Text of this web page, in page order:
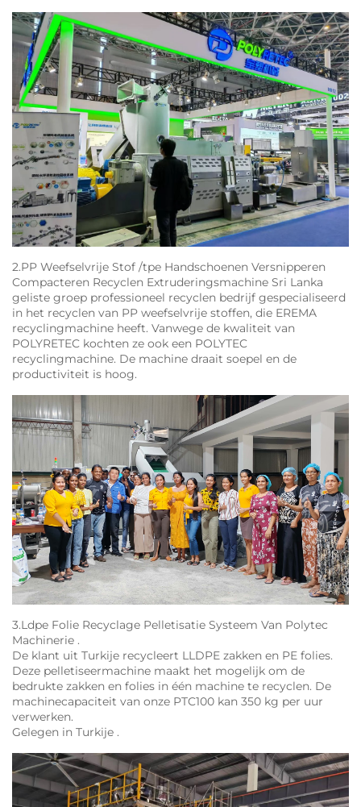
2.PP Weefselvrije Stof /tpe Handschoenen Versnipperen
Compacteren Recyclen Extruderingsmachine Sri Lanka
geliste groep professioneel recyclen bedrijf gespecialiseerd
in het recyclen van PP weefselvrije stoffen, die EREMA
recyclingmachine heeft. Vanwege de kwaliteit van
POLYRETEC kochten ze ook een POLYTEC
recyclingmachine. De machine draait soepel en de
productiviteit is hoog.
3.Ldpe Folie Recyclage Pelletisatie Systeem Van Polytec
Machinerie .
De klant uit Turkije recycleert LLDPE zakken en PE folies.
Deze pelletiseermachine maakt het mogelijk om de
bedrukte zakken en folies in één machine te recyclen. De
machinecapaciteit van onze PTC100 kan 350 kg per uur
verwerken.
Gelegen in Turkije .